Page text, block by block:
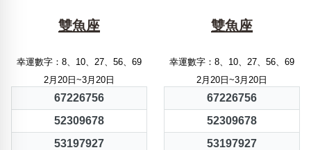
雙魚座
幸運數字：8、10、27、56、69
2月20日~3月20日
67226756
52309678
53197927
雙魚座
幸運數字：8、10、27、56、69
2月20日~3月20日
67226756
52309678
53197927